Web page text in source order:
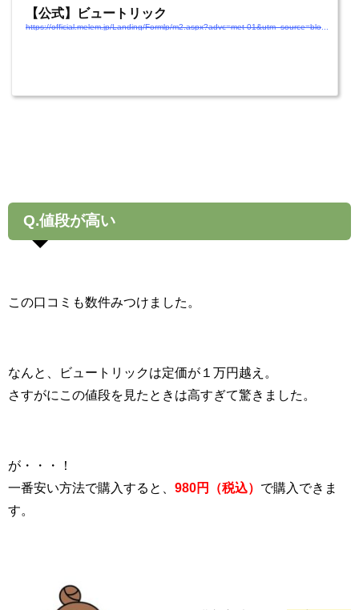
【公式】ビュートリック
Q.値段が高い
この口コミも数件みつけました。
なんと、ビュートリックは定価が１万円越え。
さすがにこの値段を見たときは高すぎて驚きました。
が・・・！
一番安い方法で購入すると、 980円（税込） で購入できま
す。